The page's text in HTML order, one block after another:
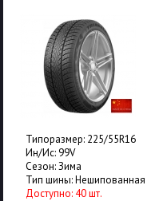
Типоразмер: 225/55R16
Ин/Ис: 99V
Сезон: Зима
Тип шины: Нешипованная
Доступно: 40 шт.